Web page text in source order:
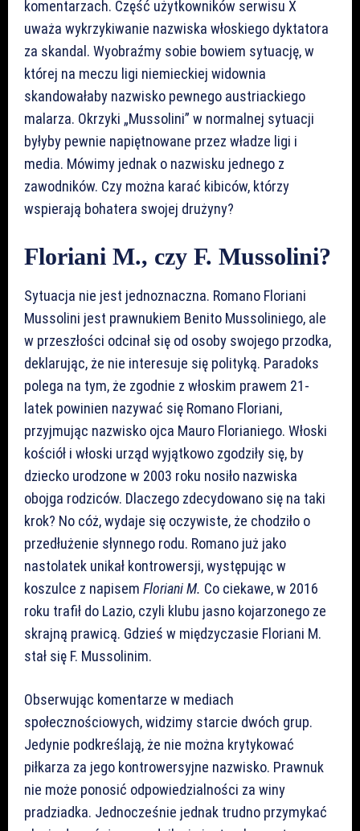
komentarzach. Część użytkowników serwisu X
uważa wykrzykiwanie nazwiska włoskiego dyktatora
za skandal. Wyobraźmy sobie bowiem sytuację, w
której na meczu ligi niemieckiej widownia
skandowałaby nazwisko pewnego austriackiego
malarza. Okrzyki „Mussolini” w normalnej sytuacji
byłyby pewnie napiętnowane przez władze ligi i
media. Mówimy jednak o nazwisku jednego z
zawodników. Czy można karać kibiców, którzy
wspierają bohatera swojej drużyny?
Floriani M., czy F. Mussolini?
Sytuacja nie jest jednoznaczna. Romano Floriani
Mussolini jest prawnukiem Benito Mussoliniego, ale
w przeszłości odcinał się od osoby swojego przodka,
deklarując, że nie interesuje się polityką. Paradoks
polega na tym, że zgodnie z włoskim prawem 21-
latek powinien nazywać się Romano Floriani,
przyjmując nazwisko ojca Mauro Florianiego. Włoski
kościół i włoski urząd wyjątkowo zgodziły się, by
dziecko urodzone w 2003 roku nosiło nazwiska
obojga rodziców. Dlaczego zdecydowano się na taki
krok? No cóż, wydaje się oczywiste, że chodziło o
przedłużenie słynnego rodu. Romano już jako
nastolatek unikał kontrowersji, występując w
koszulce z napisem Floriani M. Co ciekawe, w 2016
roku trafił do Lazio, czyli klubu jasno kojarzonego ze
skrajną prawicą. Gdzieś w międzyczasie Floriani M.
stał się F. Mussolinim.
Obserwując komentarze w mediach
społecznościowych, widzimy starcie dwóch grup.
Jedynie podkreślają, że nie można krytykować
piłkarza za jego kontrowersyjne nazwisko. Prawnuk
nie może ponosić odpowiedzialności za winy
pradziadka. Jednocześnie jednak trudno przymykać